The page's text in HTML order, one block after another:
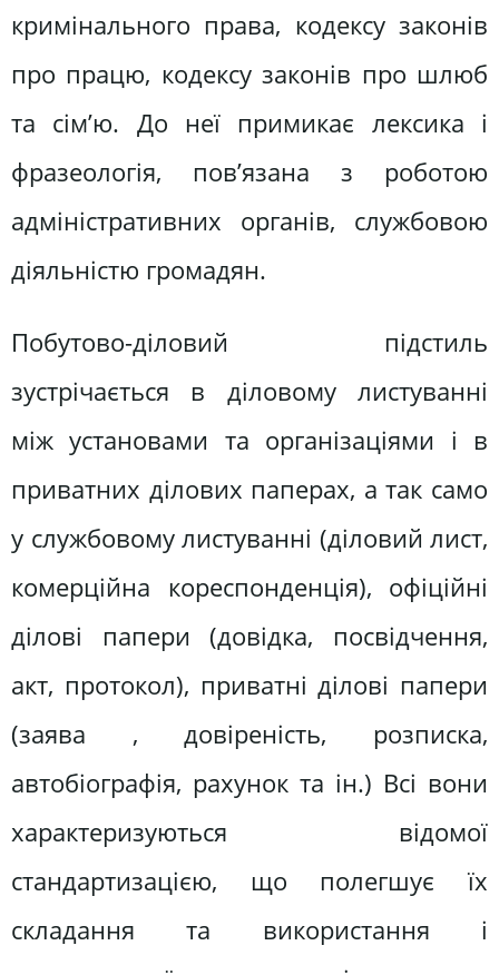
кримінального права, кодексу законів
про працю, кодексу законів про шлюб
та сім’ю. До неї примикає лексика і
фразеологія, пов’язана з роботою
адміністративних органів, службовою
діяльністю громадян.
Побутово-діловий підстиль
зустрічається в діловому листуванні
між установами та організаціями і в
приватних ділових паперах, а так само
у службовому листуванні (діловий лист,
комерційна кореспонденція), офіційні
ділові папери (довідка, посвідчення,
акт, протокол), приватні ділові папери
(заява , довіреність, розписка,
автобіографія, рахунок та ін.) Всі вони
характеризуються відомої
стандартизацією, що полегшує їх
складання та використання і